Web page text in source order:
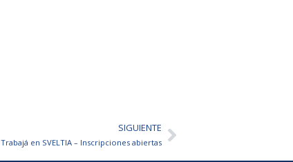
SIGUIENTE
Trabajá en SVELTIA – Inscripciones abiertasSiguiente